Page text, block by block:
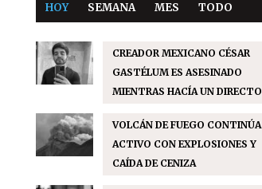
HOY SEMANA MES TODO
CREADOR MEXICANO CÉSAR
GASTÉLUM ES ASESINADO
MIENTRAS HACÍA UN DIRECTO
VOLCÁN DE FUEGO CONTINÚA
ACTIVO CON EXPLOSIONES Y
CAÍDA DE CENIZA